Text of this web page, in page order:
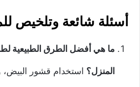
أسئلة شائعة وتلخيص
ما هي أفضل الطرق الطبيعية
المنزل؟ استخدام قشور البيض،